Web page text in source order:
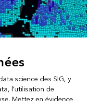
science des SIG, y
l’utilisation de